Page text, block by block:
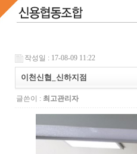
작성일 : 17-08-09 11:22
이천신협_신하지점
글쓴이 : 최고관리자